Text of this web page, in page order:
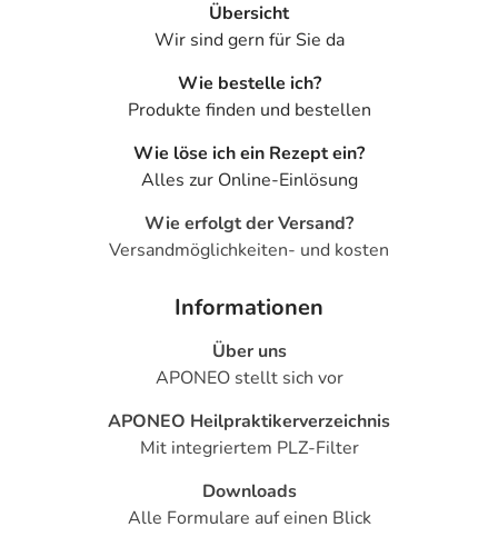
Übersicht
Wir sind gern für Sie da
Wie bestelle ich?
Produkte finden und bestellen
Wie löse ich ein Rezept ein?
Alles zur Online-Einlösung
Wie erfolgt der Versand?
Versandmöglichkeiten- und kosten
Informationen
Über uns
APONEO stellt sich vor
APONEO Heilpraktikerverzeichnis
Mit integriertem PLZ-Filter
Downloads
Alle Formulare auf einen Blick